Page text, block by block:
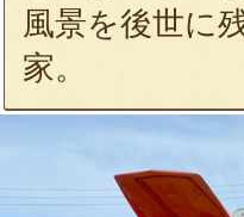
風景を後世に
家。